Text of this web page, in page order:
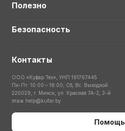
Полезно
Безопасность
Контакты
ООО «Куфар Тех», УНП 191767445
Пн-Пт: 10:00 – 18:00; Сб, Вс: Выходной
220029, г. Минск, ул. Красная 7А-2, 3-й
этаж help@kufar.by
Помощь